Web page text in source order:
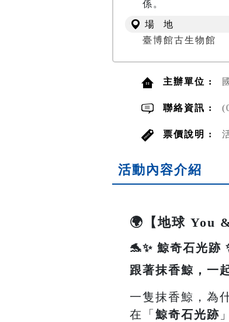
場 地
臺博館古生物館
主辦單位 :
聯絡資訊 :
票價說明 :
活動內容介紹
🌍【地球 You
🐬✨ 鯨奇石光跡
跟著抹香鯨，一
一隻抹香鯨，為
在「 鯨奇石光跡